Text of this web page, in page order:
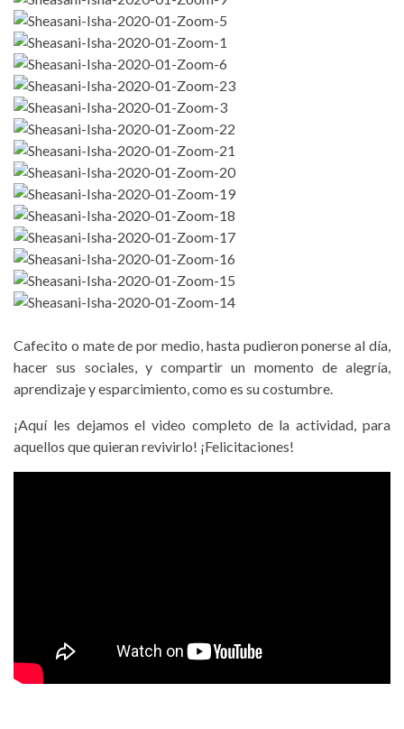
Cafecito o mate de por medio, hasta pudieron ponerse al día,
hacer sus sociales, y compartir un momento de alegría,
aprendizaje y esparcimiento, como es su costumbre.
¡Aquí les dejamos el video completo de la actividad, para
aquellos que quieran revivirlo! ¡Felicitaciones!